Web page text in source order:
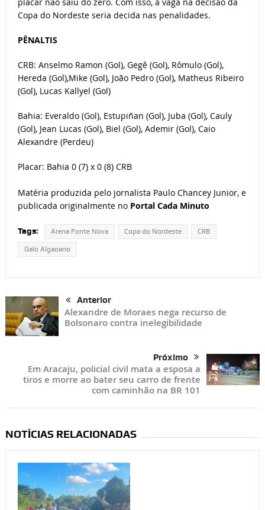
Copa do Nordeste seria decida nas penalidades.
PÊNALTIS
CRB: Anselmo Ramon (Gol), Gegê (Gol), Rômulo (Gol),
Hereda (Gol),Mike (Gol), João Pedro (Gol), Matheus Ribeiro
(Gol), Lucas Kallyel (Gol)
Bahia: Everaldo (Gol), Estupiñan (Gol), Juba (Gol), Cauly
(Gol), Jean Lucas (Gol), Biel (Gol), Ademir (Gol), Caio
Alexandre (Perdeu)
Placar: Bahia 0 (7) x 0 (8) CRB
Matéria produzida pelo jornalista Paulo Chancey Junior, e
publicada originalmente no Portal Cada Minuto
Tags: Arena Fonte Nova Copa do Nordeste CRB
Galo Algaoano
Anterior
Alexandre de Moraes nega recurso de
Bolsonaro contra inelegibilidade
Próximo
Em Aracaju, policial civil mata a esposa a
tiros e morre ao bater seu carro de frente
com caminhão na BR 101
NOTÍCIAS RELACIONADAS